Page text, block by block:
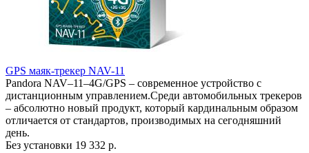
GPS маяк-трекер NAV-11
Pandora NAV–11–4G/GPS – современное устройство с
дистанционным управлением.Среди автомобильных трекеров
– абсолютно новый продукт, который кардинальным образом
отличается от стандартов, производимых на сегодняшний
день.
Без установки 19 332 р.